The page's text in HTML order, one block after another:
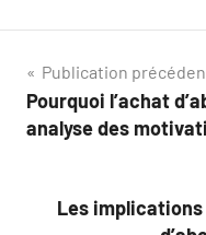
Navigation
de
Publication
Pourquoi l’achat
analyse des
Les